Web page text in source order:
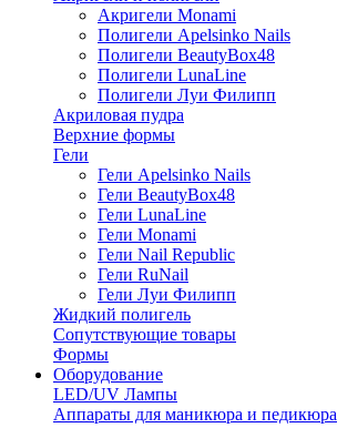
Акригели Monami
Полигели Apelsinko Nails
Полигели BeautyBox48
Полигели LunaLine
Полигели Луи Филипп
Акриловая пудра
Верхние формы
Гели
Гели Apelsinko Nails
Гели BeautyBox48
Гели LunaLine
Гели Monami
Гели Nail Republic
Гели RuNail
Гели Луи Филипп
Жидкий полигель
Сопутствующие товары
Формы
Оборудование
LED/UV Лампы
Аппараты для маникюра и педикюра